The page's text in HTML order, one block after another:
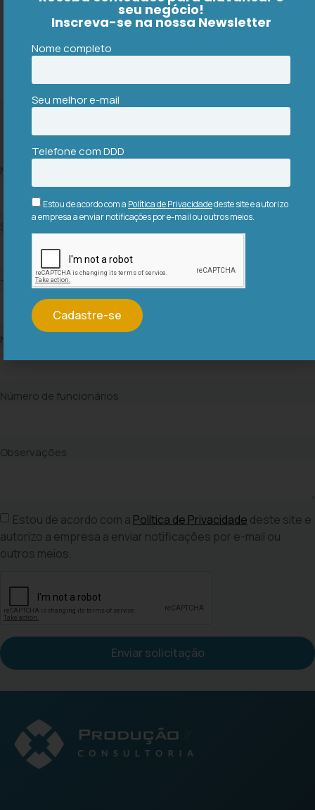
Soluções necessárias e
Dinâmica de
desenvolvimento
Nome completo
Seu melhor e-mail
Telefone com DDD
Nome da empresa
Número de funcionários
Observações
Estou de acordo com a Política de Privacidade deste site e
autorizo a empresa a enviar notificações por e-mail ou
outros meios.
Enviar solicitação
seu negócio!
Inscreva-se na nossa Newsletter
Nome completo
Seu melhor e-mail
Telefone com DDD
Estou de acordo com a Política de Privacidadedeste site e autorizo
a empresa a enviar notificações por e-mail ou outros meios.
Cadastre-se